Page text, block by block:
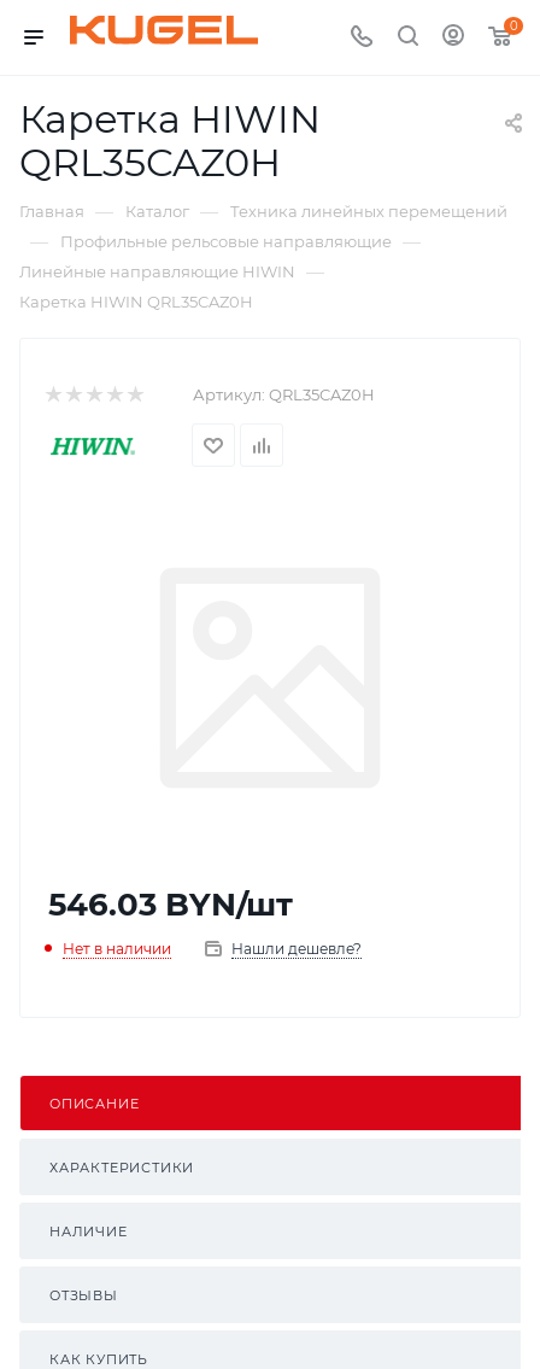
0
Каретка HIWIN
QRL35CAZ0H
Главная — Каталог — Техника линейных перемещений
— Профильные рельсовые направляющие —
Линейные направляющие HIWIN —
Каретка HIWIN QRL35CAZ0H
Артикул: QRL35CAZ0H
546.03 BYN/шт
Нет в наличии Нашли дешевле?
ОПИСАНИЕ
ХАРАКТЕРИСТИКИ
НАЛИЧИЕ
ОТЗЫВЫ
КАК КУПИТЬ